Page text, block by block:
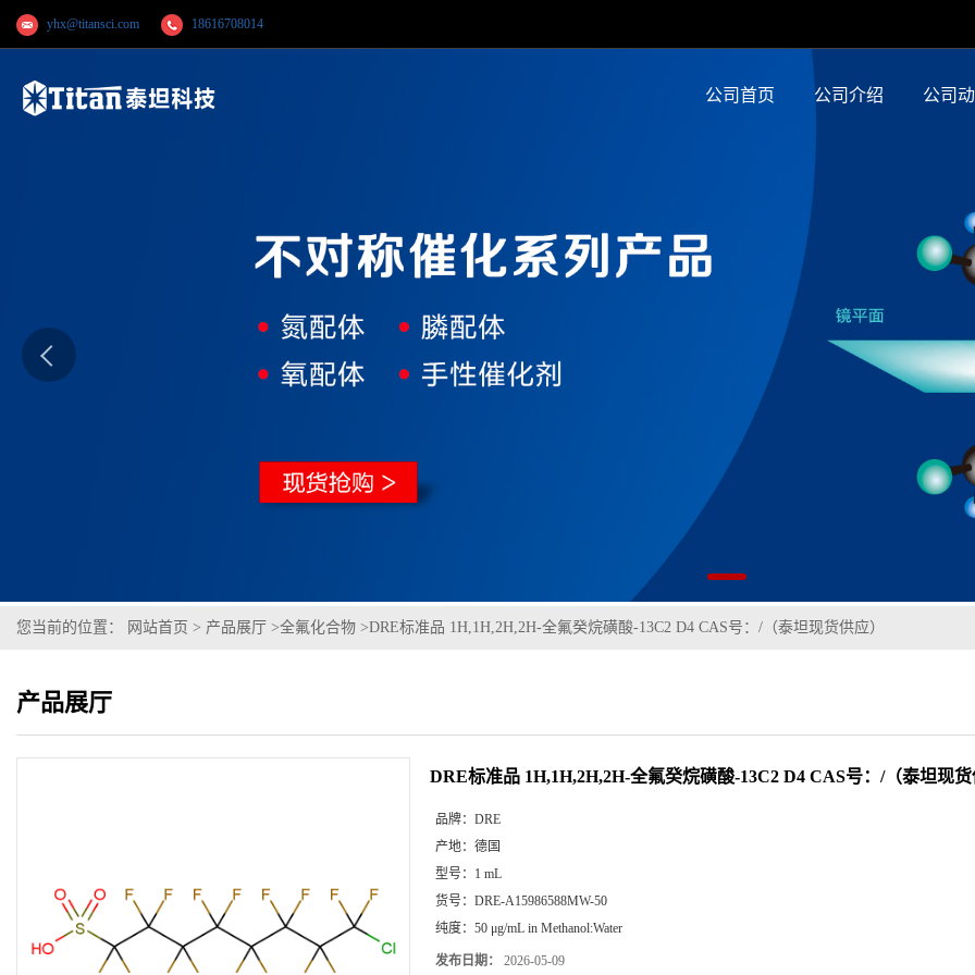
yhx@titansci.com 18616708014
公司首页 公司介绍 公司
您当前的位置： 网站首页 > 产品展厅 >全氟化合物 >DRE标准品 1H,1H,2H,2H-全氟癸烷磺酸-13C2 D4 CAS号：/（泰坦现货供应）
产品展厅
DRE标准品 1H,1H,2H,2H-全氟癸烷磺酸-13C2 D4 CAS号：/（泰坦现
品牌： DRE
产地： 德国
型号： 1 mL
货号： DRE-A15986588MW-50
纯度： 50 μg/mL in Methanol:Water
发布日期： 2026-05-09